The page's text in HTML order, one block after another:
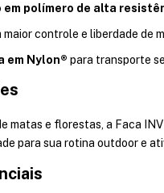
em polímero de alta
maior controle e liberdade de
em Nylon® para transporte
matas e florestas, a Faca
para sua rotina outdoor e